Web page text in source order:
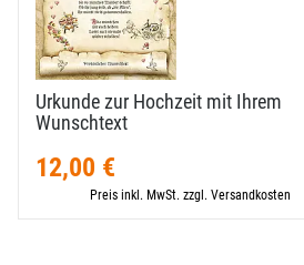
Urkunde zur Hochzeit mit Ihrem
Wunschtext
12,00 €
Preis inkl. MwSt. zzgl. Versandkosten